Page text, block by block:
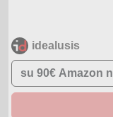
idealusis